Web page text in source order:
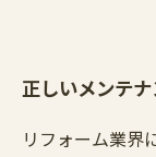
正しいメンテ
リフォーム業界